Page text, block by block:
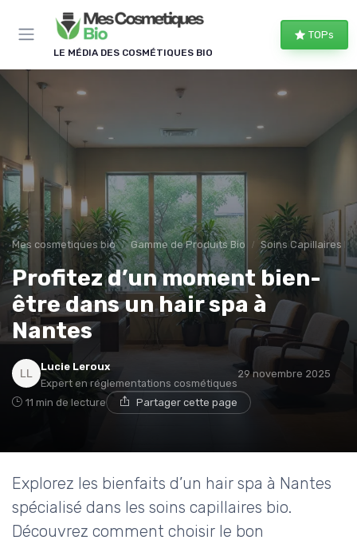
LE MÉDIA DES COSMÉTIQUES BIO
TOPs
Mes cosmetiques bio Gamme de Produits Bio Soins Capillaires
Profitez d’un moment bien-
être dans un hair spa à
Nantes
Lucie Leroux
Expert en réglementations cosmétiques
29 novembre 2025
11 min de lecture Partager cette page
Explorez les bienfaits d’un hair spa à Nantes
spécialisé dans les soins capillaires bio.
Découvrez comment choisir le bon
Panneau de gestion des cookies